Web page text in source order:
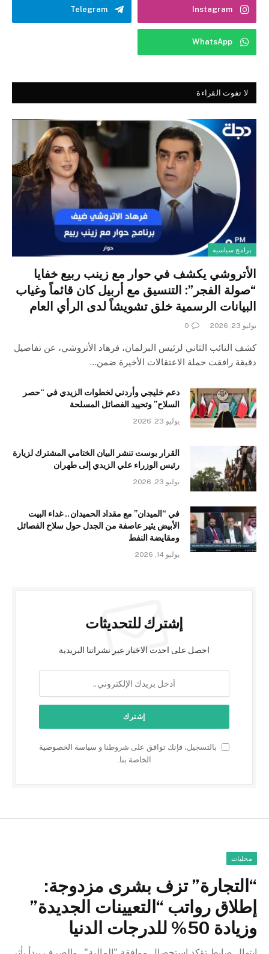
Instagram
Telegram
WhatsApp
لا تفوت القراءة
برامج سياسية
الأتروشي يكشف في حوار مع زينب ربيع خفايا
“صولة الفجر”: التنسيق مع أربيل كان قائماً وغياب
البيانات الرسمية خلق تشويشاً لدى الرأي العام
يوليو 23, 2026 0
كشف النائب الثاني لرئيس البرلمان، فرهاد الأتروشي، عن تفاصيل
دقيقة رافقت حملة الاعتقالات الأخيرة ضمن…
دعم خليجي وأردني لخطوات الزيدي في “حصر
السلاح” وتحييد الفصائل المسلحة
يوليو 23, 2026
القرار بوست تنشر البيان الختامي المشترك لزيارة
رئيس الوزراء علي الزيدي إلى طهران
يوليو 23, 2026
في “الميدان” مع مقداد الحميدان.. غداء البيت
الأبيض يثير عاصفة من الجدل حول سلاح الفصائل
ومقايضة النفط
يوليو 14, 2026
إشترك للتحديثات
احصل على احدث الاخبار عبر نشراتنا البريدية
بالتسجيل، فإنك توافق على شروطنا و سياسة الخصوصية
الخاصة بنا.
محليات
“التجارة” تزف بشرى مزدوجة:
إطلاق رواتب “التعيينات الجديدة”
وزيادة 50% للدرجات الدنيا